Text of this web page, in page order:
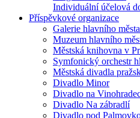
Individuální účelová
Příspěvkové organizace
Galerie hlavního
Muzeum hlavního
Městská knihovna v
Symfonický orchestr
Městská divadla
Divadlo Minor
Divadlo na
Divadlo Na zábradlí
Divadlo pod